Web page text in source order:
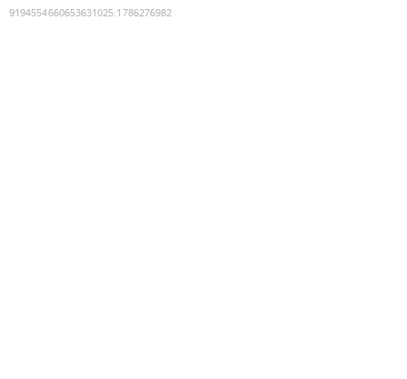
9194554660653631025:1786276982